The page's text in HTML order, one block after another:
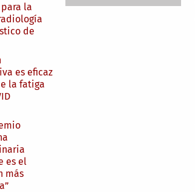
la
de
es eficaz
la fatiga
es el
más